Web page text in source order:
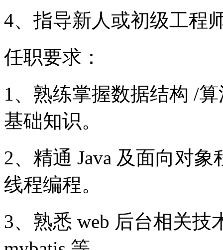
4、指导新人或初级工程
任职要求：
1、熟练掌握数据结构 /
基础知识。
2、精通 Java 及面向对
线程编程。
3、熟悉 web 后台相关技